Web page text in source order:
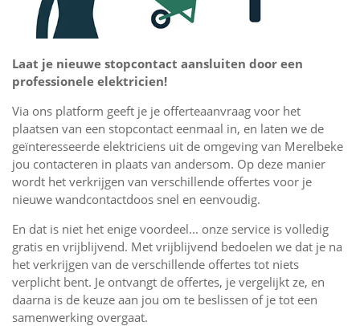
Laat je nieuwe stopcontact aansluiten door een
professionele elektricien!
Via ons platform geeft je je offerteaanvraag voor het
plaatsen van een stopcontact eenmaal in, en laten we de
geïnteresseerde elektriciens uit de omgeving van Merelbeke
jou contacteren in plaats van andersom. Op deze manier
wordt het verkrijgen van verschillende offertes voor je
nieuwe wandcontactdoos snel en eenvoudig.
En dat is niet het enige voordeel... onze service is volledig
gratis en vrijblijvend. Met vrijblijvend bedoelen we dat je na
het verkrijgen van de verschillende offertes tot niets
verplicht bent. Je ontvangt de offertes, je vergelijkt ze, en
daarna is de keuze aan jou om te beslissen of je tot een
samenwerking overgaat.